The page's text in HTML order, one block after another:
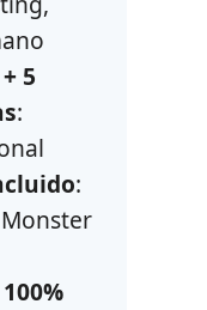
5
:
: